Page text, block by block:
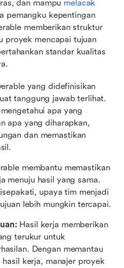
dan mampu melacak
pemangku kepentingan
memberikan struktur
proyek mencapai tujuan
standar kualitas
yang didefinisikan
tanggung jawab terlihat.
apa yang
apa yang diharapkan,
dan memastikan
membantu memastikan
menuju hasil yang sama.
upaya tim menjadi
lebih mungkin tercapai.
Hasil kerja memberikan
terukur untuk
Dengan memantau
kerja, manajer proyek